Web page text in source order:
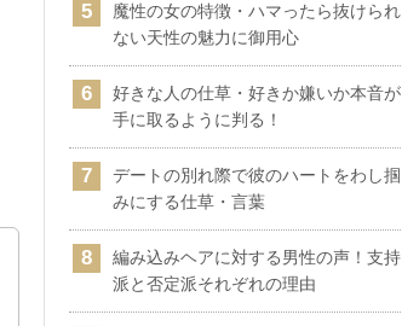
魔性の女の特徴・ハマったら抜けられ
ない天性の魅力に御用心
好きな人の仕草・好きか嫌いか本音が
手に取るように判る！
デートの別れ際で彼のハートをわし掴
みにする仕草・言葉
編み込みヘアに対する男性の声！支持
派と否定派それぞれの理由